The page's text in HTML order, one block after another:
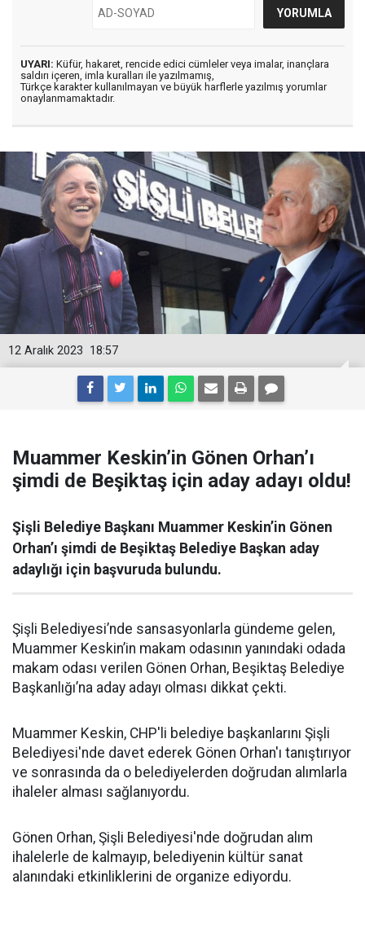
UYARI: Küfür, hakaret, rencide edici cümleler veya imalar, inançlara
saldırı içeren, imla kuralları ile yazılmamış,
Türkçe karakter kullanılmayan ve büyük harflerle yazılmış yorumlar
onaylanmamaktadır.
18:57
12 Aralık 2023
Muammer Keskin’in Gönen Orhan’ı
şimdi de Beşiktaş için aday adayı oldu!
Şişli Belediye Başkanı Muammer Keskin’in Gönen
Orhan’ı şimdi de Beşiktaş Belediye Başkan aday
adaylığı için başvuruda bulundu.
Şişli Belediyesi’nde sansasyonlarla gündeme gelen,
Muammer Keskin’in makam odasının yanındaki odada
makam odası verilen Gönen Orhan, Beşiktaş Belediye
Başkanlığı’na aday adayı olması dikkat çekti.
Muammer Keskin, CHP'li belediye başkanlarını Şişli
Belediyesi'nde davet ederek Gönen Orhan'ı tanıştırıyor
ve sonrasında da o belediyelerden doğrudan alımlarla
ihaleler alması sağlanıyordu.
Gönen Orhan, Şişli Belediyesi'nde doğrudan alım
ihalelerle de kalmayıp, belediyenin kültür sanat
alanındaki etkinliklerini de organize ediyordu.